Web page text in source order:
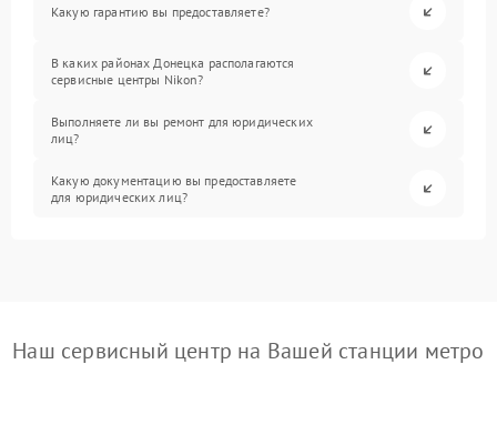
Какую гарантию вы предоставляете?
В каких районах Донецка располагаются
сервисные центры Nikon?
Выполняете ли вы ремонт для юридических
лиц?
Какую документацию вы предоставляете
для юридических лиц?
Наш сервисный центр на Вашей станции метро